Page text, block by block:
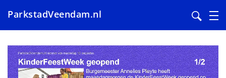
en
naar
de
ParkstadVeendam.nl